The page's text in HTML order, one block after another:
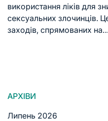
використання ліків для
сексуальних злочинців.
заходів, спрямованих
АРХІВИ
Липень 2026